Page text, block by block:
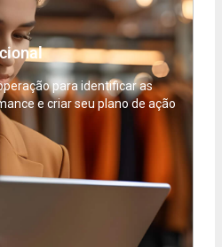
para identificar as
e criar seu plano de ação